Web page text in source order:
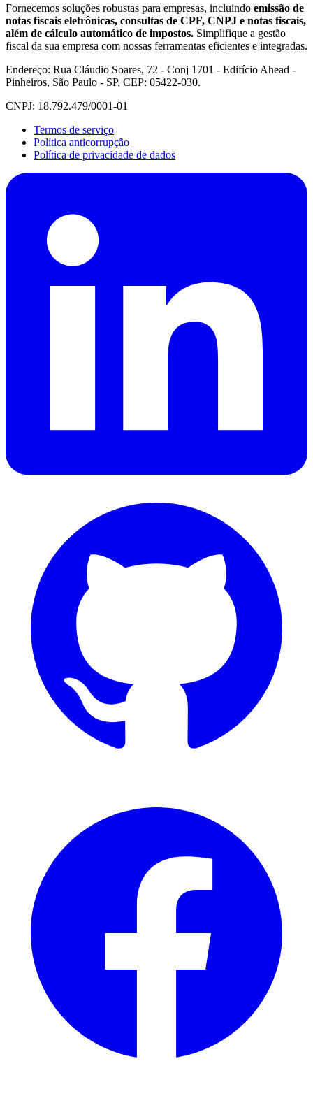
Fornecemos soluções robustas para empresas, incluindo emissão de
notas fiscais eletrônicas, consultas de CPF, CNPJ e notas fiscais,
além de cálculo automático de impostos. Simplifique a gestão
fiscal da sua empresa com nossas ferramentas eficientes e integradas.
Endereço: Rua Cláudio Soares, 72 - Conj 1701 - Edifício Ahead -
Pinheiros, São Paulo - SP, CEP: 05422-030.
CNPJ: 18.792.479/0001-01
Termos de serviço
Política anticorrupção
Política de privacidade de dados